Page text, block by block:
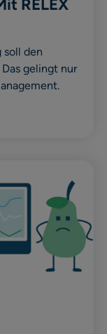
RELEX
soll den
gelingt nur